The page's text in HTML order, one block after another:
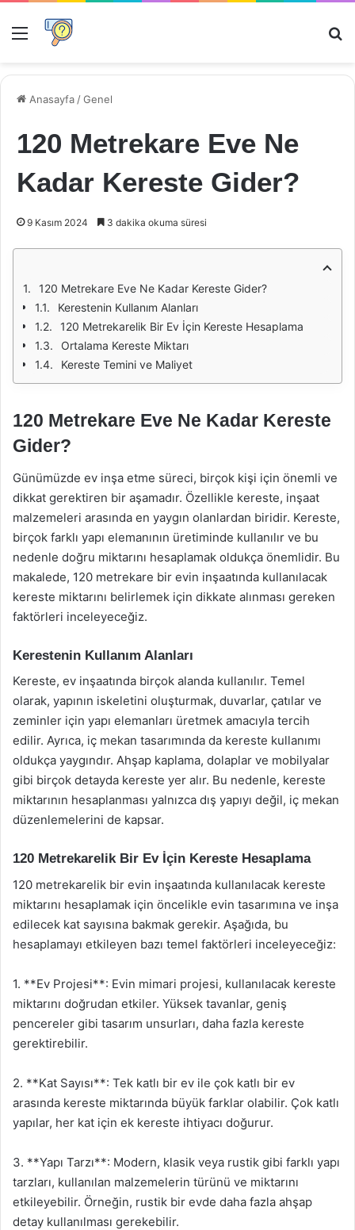
Menü
Anasayfa /Genel
120 Metrekare Eve Ne
Kadar Kereste Gider?
9 Kasım 2024 3 dakika okuma süresi
120 Metrekare Eve Ne Kadar Kereste Gider?
Kerestenin Kullanım Alanları
120 Metrekarelik Bir Ev İçin Kereste Hesaplama
Ortalama Kereste Miktarı
Kereste Temini ve Maliyet
120 Metrekare Eve Ne Kadar Kereste
Gider?
Günümüzde ev inşa etme süreci, birçok kişi için önemli ve
dikkat gerektiren bir aşamadır. Özellikle kereste, inşaat
malzemeleri arasında en yaygın olanlardan biridir. Kereste,
birçok farklı yapı elemanının üretiminde kullanılır ve bu
nedenle doğru miktarını hesaplamak oldukça önemlidir. Bu
makalede, 120 metrekare bir evin inşaatında kullanılacak
kereste miktarını belirlemek için dikkate alınması gereken
faktörleri inceleyeceğiz.
Kerestenin Kullanım Alanları
Kereste, ev inşaatında birçok alanda kullanılır. Temel
olarak, yapının iskeletini oluşturmak, duvarlar, çatılar ve
zeminler için yapı elemanları üretmek amacıyla tercih
edilir. Ayrıca, iç mekan tasarımında da kereste kullanımı
oldukça yaygındır. Ahşap kaplama, dolaplar ve mobilyalar
gibi birçok detayda kereste yer alır. Bu nedenle, kereste
miktarının hesaplanması yalnızca dış yapıyı değil, iç mekan
düzenlemelerini de kapsar.
120 Metrekarelik Bir Ev İçin Kereste Hesaplama
120 metrekarelik bir evin inşaatında kullanılacak kereste
miktarını hesaplamak için öncelikle evin tasarımına ve inşa
edilecek kat sayısına bakmak gerekir. Aşağıda, bu
hesaplamayı etkileyen bazı temel faktörleri inceleyeceğiz:
1. **Ev Projesi**: Evin mimari projesi, kullanılacak kereste
miktarını doğrudan etkiler. Yüksek tavanlar, geniş
pencereler gibi tasarım unsurları, daha fazla kereste
gerektirebilir.
2. **Kat Sayısı**: Tek katlı bir ev ile çok katlı bir ev
arasında kereste miktarında büyük farklar olabilir. Çok katlı
yapılar, her kat için ek kereste ihtiyacı doğurur.
3. **Yapı Tarzı**: Modern, klasik veya rustik gibi farklı yapı
tarzları, kullanılan malzemelerin türünü ve miktarını
etkileyebilir. Örneğin, rustik bir evde daha fazla ahşap
detay kullanılması gerekebilir.